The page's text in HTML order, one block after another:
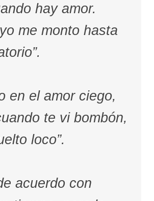
hay amor.
me monto hasta
en el amor ciego,
te vi bombón,
loco”.
acuerdo con